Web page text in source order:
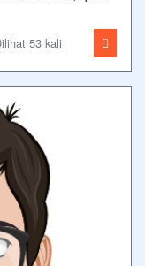
53 kali